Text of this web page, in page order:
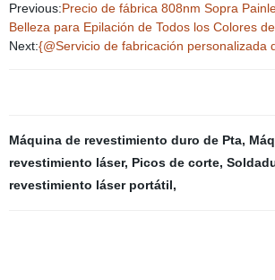
Previous:Precio de fábrica 808nm Sopra
Belleza para Epilación de Todos los Colores
Next:{@Servicio de fabricación
Máquina de revestimiento duro de Pta,
revestimiento láser, Picos de corte,
revestimiento láser portátil,